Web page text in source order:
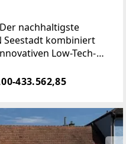
nachhaltigste
Seestadt kombiniert
Low-Tech-
neuen
Ensemble
433.562,85